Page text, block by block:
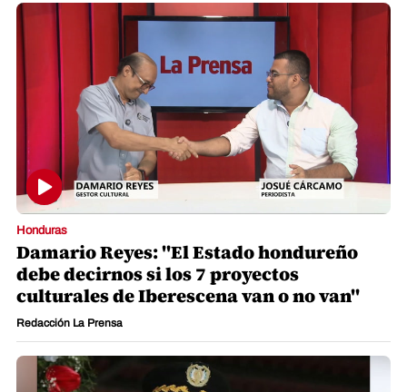
Honduras
Damario Reyes: "El Estado hondureño
debe decirnos si los 7 proyectos
culturales de Iberescena van o no van"
Redacción La Prensa